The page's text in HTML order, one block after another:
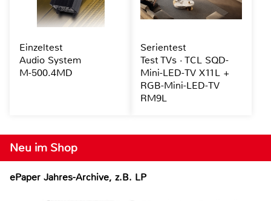
Neu im Shop
ePaper Jahres-Archive, z.B. LP
Einzeltest
Audio System
M-500.4MD
Serientest
Test TVs · TCL SQD-
Mini-LED-TV X11L +
RGB-Mini-LED-TV
RM9L